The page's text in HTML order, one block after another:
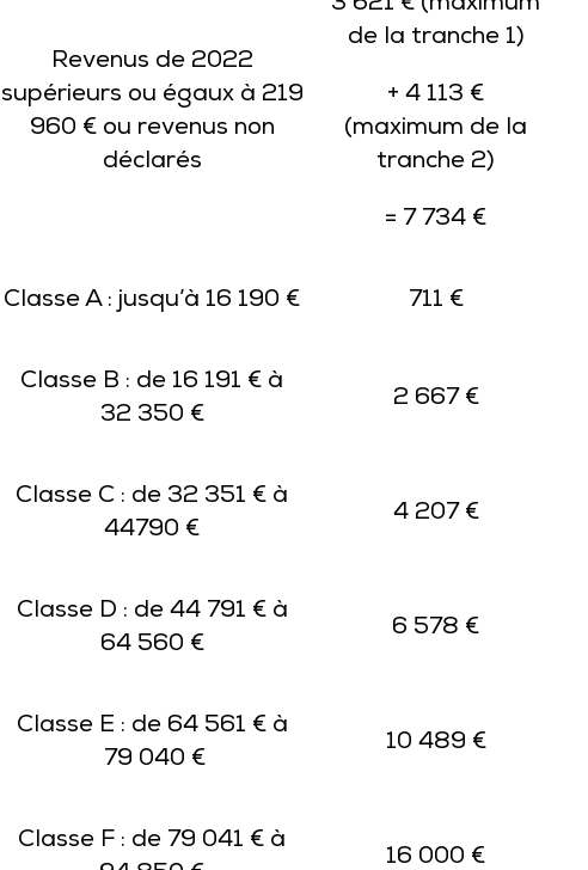
Revenus de 2022
supérieurs ou égaux à 219
960 € ou revenus non
déclarés
de la tranche 1)
+ 4 113 €
(maximum de la
tranche 2)
= 7 734 €
Classe A : jusqu’à 16 190 € 711 €
Classe B : de 16 191 € à
32 350 €
2 667 €
Classe C : de 32 351 € à
44790 €
4 207 €
Classe D : de 44 791 € à
64 560 €
6 578 €
Classe E : de 64 561 € à
79 040 €
10 489 €
Classe F : de 79 041 € à
16 000 €